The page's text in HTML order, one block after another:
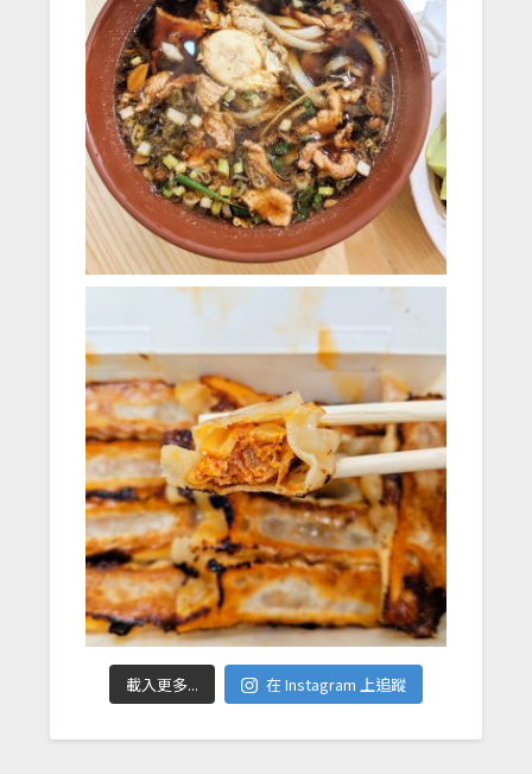
載入更多... 在 Instagram 上追蹤